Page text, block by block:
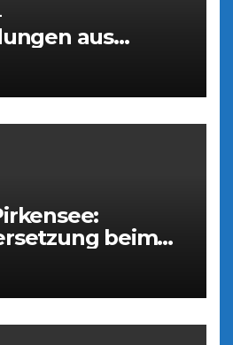
aus
beim